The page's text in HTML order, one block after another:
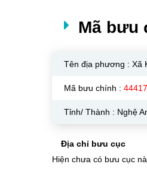
Mã bưu
Tên địa phương : Xã
Mã bưu chính : 44417
Tỉnh/ Thành : Nghệ
Địa chỉ bưu cục
Hiện chưa có bưu cục